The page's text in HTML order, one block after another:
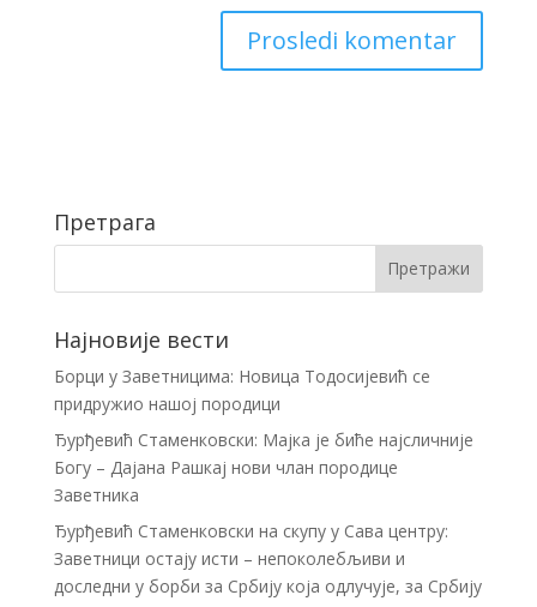
Претрага
Најновије вести
Борци у Заветницима: Новица Тодосијевић се
придружио нашој породици
Ђурђевић Стаменковски: Мајка је биће најсличније
Богу – Дајана Рашкај нови члан породице
Заветника
Ђурђевић Стаменковски на скупу у Сава центру:
Заветници остају исти – непоколебљиви и
доследни у борби за Србију која одлучује, за Србију